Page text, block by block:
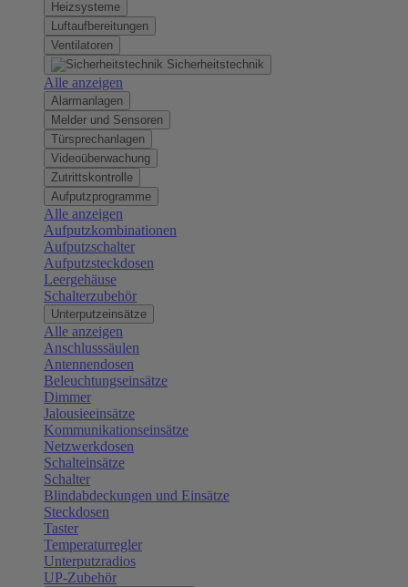
Heizsysteme
Luftaufbereitungen
Ventilatoren
Sicherheitstechnik
Alle anzeigen
Alarmanlagen
Melder und Sensoren
Türsprechanlagen
Videoüberwachung
Zutrittskontrolle
Aufputzprogramme
Alle anzeigen
Aufputzkombinationen
Aufputzschalter
Aufputzsteckdosen
Leergehäuse
Schalterzubehör
Unterputzeinsätze
Alle anzeigen
Anschlusssäulen
Antennendosen
Beleuchtungseinsätze
Dimmer
Jalousieeinsätze
Kommunikationseinsätze
Netzwerkdosen
Schalteinsätze
Schalter
Blindabdeckungen und Einsätze
Steckdosen
Taster
Temperaturregler
Unterputzradios
UP-Zubehör